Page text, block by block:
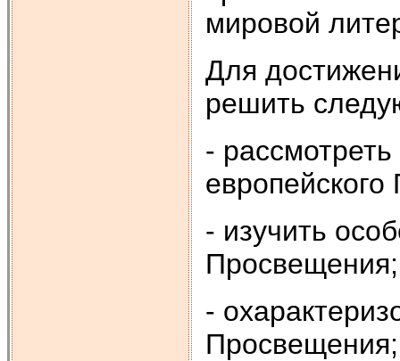
мировой
Для
решить
-
- изучить
Просвещения;
-
Просвещения;